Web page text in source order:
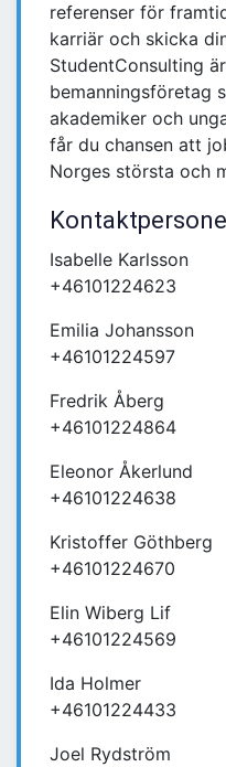
referenser för
karriär och skicka
StudentConsulting
bemanningsföretag
akademiker och
får du chansen att
Norges största och
Isabelle Karlsson
+46101224623
Emilia Johansson
+46101224597
Fredrik Åberg
+46101224864
Eleonor Åkerlund
+46101224638
Kristoffer Göthberg
+46101224670
Elin Wiberg Lif
+46101224569
Ida Holmer
+46101224433
Joel Rydström